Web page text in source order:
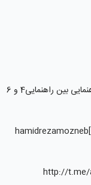
بین راهنمایی4 و 6